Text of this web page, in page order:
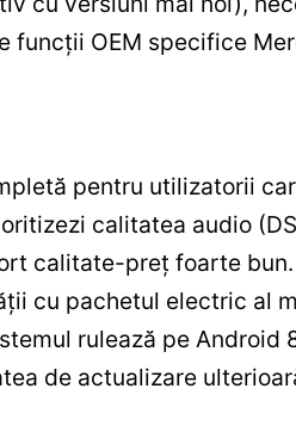
funcții OEM specifice
pentru utilizatorii
calitatea audio
calitate-preț foarte bun.
cu pachetul electric al
rulează pe Android
de actualizare